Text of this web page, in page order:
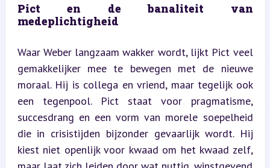
Pict en de banaliteit van
medeplichtigheid
Waar Weber langzaam wakker wordt, lijkt Pict veel
gemakkelijker mee te bewegen met de nieuwe
moraal. Hij is collega en vriend, maar tegelijk ook
een tegenpool. Pict staat voor pragmatisme,
succesdrang en een vorm van morele soepelheid
die in crisistijden bijzonder gevaarlijk wordt. Hij
kiest niet openlijk voor kwaad om het kwaad zelf,